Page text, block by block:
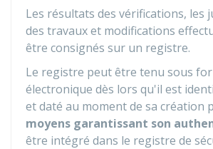
Les résultats des vérifications, les
des travaux et modifications
être consignés sur un registre.
Le registre peut être tenu sous
électronique dès lors qu'il est
et daté au moment de sa création
moyens garantissant son
être intégré dans le registre de